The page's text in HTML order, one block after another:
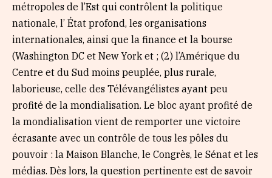
métropoles de l’Est qui contrôlent la politique
nationale, l’ État profond, les organisations
internationales, ainsi que la finance et la bourse
(Washington DC et New York et ; (2) l’Amérique du
Centre et du Sud moins peuplée, plus rurale,
laborieuse, celle des Télévangélistes ayant peu
profité de la mondialisation. Le bloc ayant profité de
la mondialisation vient de remporter une victoire
écrasante avec un contrôle de tous les pôles du
pouvoir : la Maison Blanche, le Congrès, le Sénat et les
médias. Dès lors, la question pertinente est de savoir